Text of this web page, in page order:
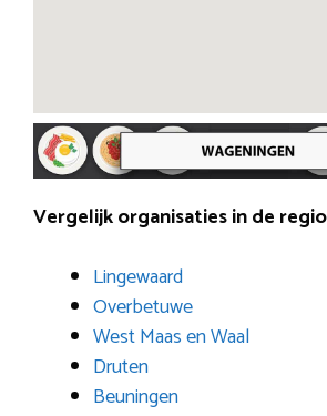
Vergelijk organisaties in de regio
Lingewaard
Overbetuwe
West Maas en Waal
Druten
Beuningen